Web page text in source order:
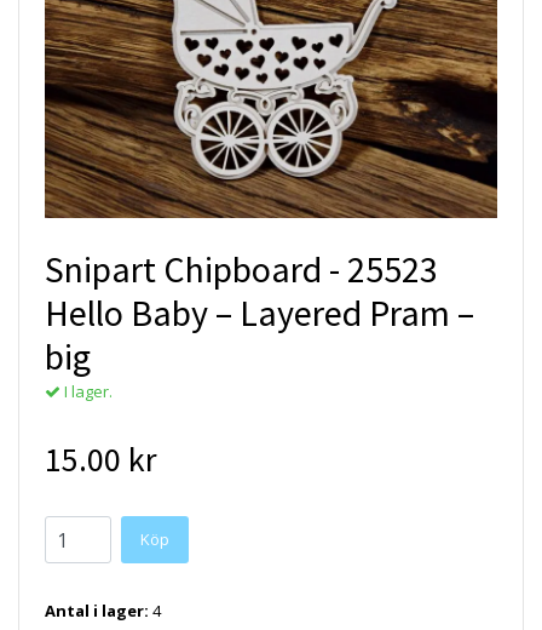
Snipart Chipboard - 25523
Hello Baby – Layered Pram –
big
I lager.
15.00 kr
Antal i lager: 4